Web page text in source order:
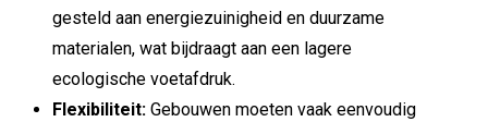
gesteld aan energiezuinigheid en duurzame
materialen, wat bijdraagt aan een lagere
ecologische voetafdruk.
Flexibiliteit: Gebouwen moeten vaak eenvoudig